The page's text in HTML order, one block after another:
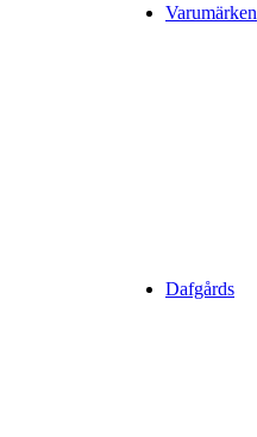
Varumärken
Dafgårds